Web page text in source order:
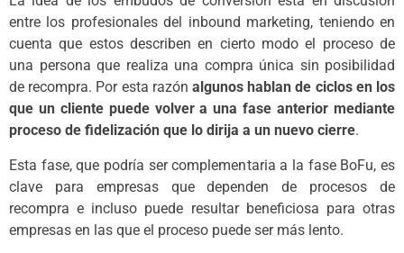
entre los profesionales del inbound marketing, teniendo en
cuenta que estos describen en cierto modo el proceso de
una persona que realiza una compra única sin posibilidad
de recompra. Por esta razón algunos hablan de ciclos en los
que un cliente puede volver a una fase anterior mediante
proceso de fidelización que lo dirija a un nuevo cierre.
Esta fase, que podría ser complementaria a la fase BoFu, es
clave para empresas que dependen de procesos de
recompra e incluso puede resultar beneficiosa para otras
empresas en las que el proceso puede ser más lento.